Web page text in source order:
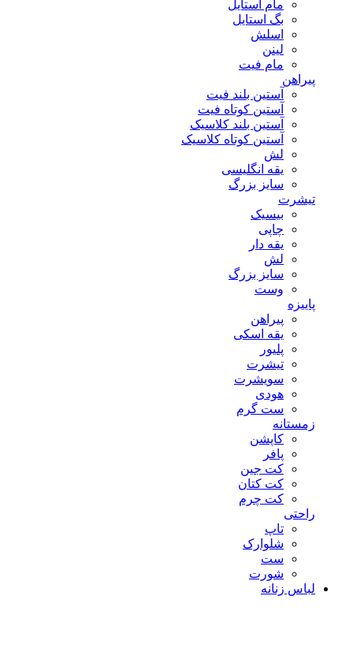
مام استایل
بگ استایل
اسلش
لینن
مام فیت
پیراهن
آستین بلند فیت
آستین کوتاه فیت
آستین بلند کلاسیک
آستین کوتاه کلاسیک
لش
یقه انگلیسی
سایز بزرگ
تیشرت
بیسیک
چاپی
یقه دار
لش
سایز بزرگ
وست
پاییزه
پیراهن
یقه اسکی
پلیور
تیشرت
سویشرت
هودی
ست گرم
زمستانه
کاپشن
پافر
کت جین
کت کتان
کت چرم
راحتی
تاپ
شلوارک
ست
شورت
لباس زنانه